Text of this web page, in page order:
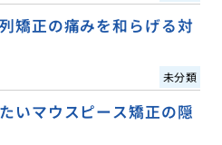
矯正の痛みを和らげる対
未分類
いマウスピース矯正の隠